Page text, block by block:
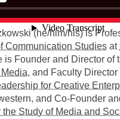
(he/him/his) is
Communication Studies at
is Founder and Director of
, and Faculty Director
for Creative
and Co-Founder
the Study of Media and